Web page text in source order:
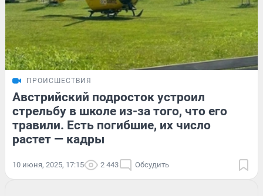
ПРОИСШЕСТВИЯ
Австрийский подросток устроил
стрельбу в школе из-за того, что его
травили. Есть погибшие, их число
растет — кадры
10 июня, 2025, 17:15 2 443 Обсудить